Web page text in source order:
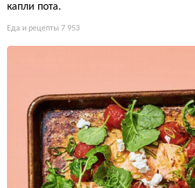
капли пота.
Еда и рецепты 7 953